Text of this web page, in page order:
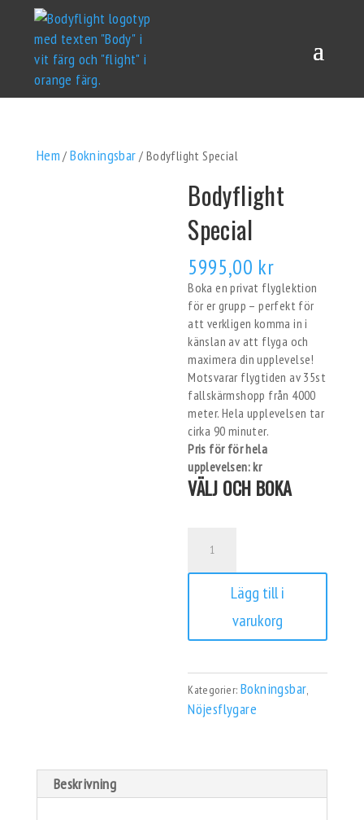
Hem /Bokningsbar / Bodyflight Special
Bodyflight
Special
5995,00 kr
Boka en privat flyglektion
för er grupp – perfekt för
att verkligen komma in i
känslan av att flyga och
maximera din upplevelse!
Motsvarar flygtiden av 35st
fallskärmshopp från 4000
meter. Hela upplevelsen tar
cirka 90 minuter.
Pris för för hela
upplevelsen:kr
VÄLJ OCH BOKA
Special
mängd
Lägg till i
varukorg
Kategorier: Bokningsbar,
Nöjesflygare
Beskrivning